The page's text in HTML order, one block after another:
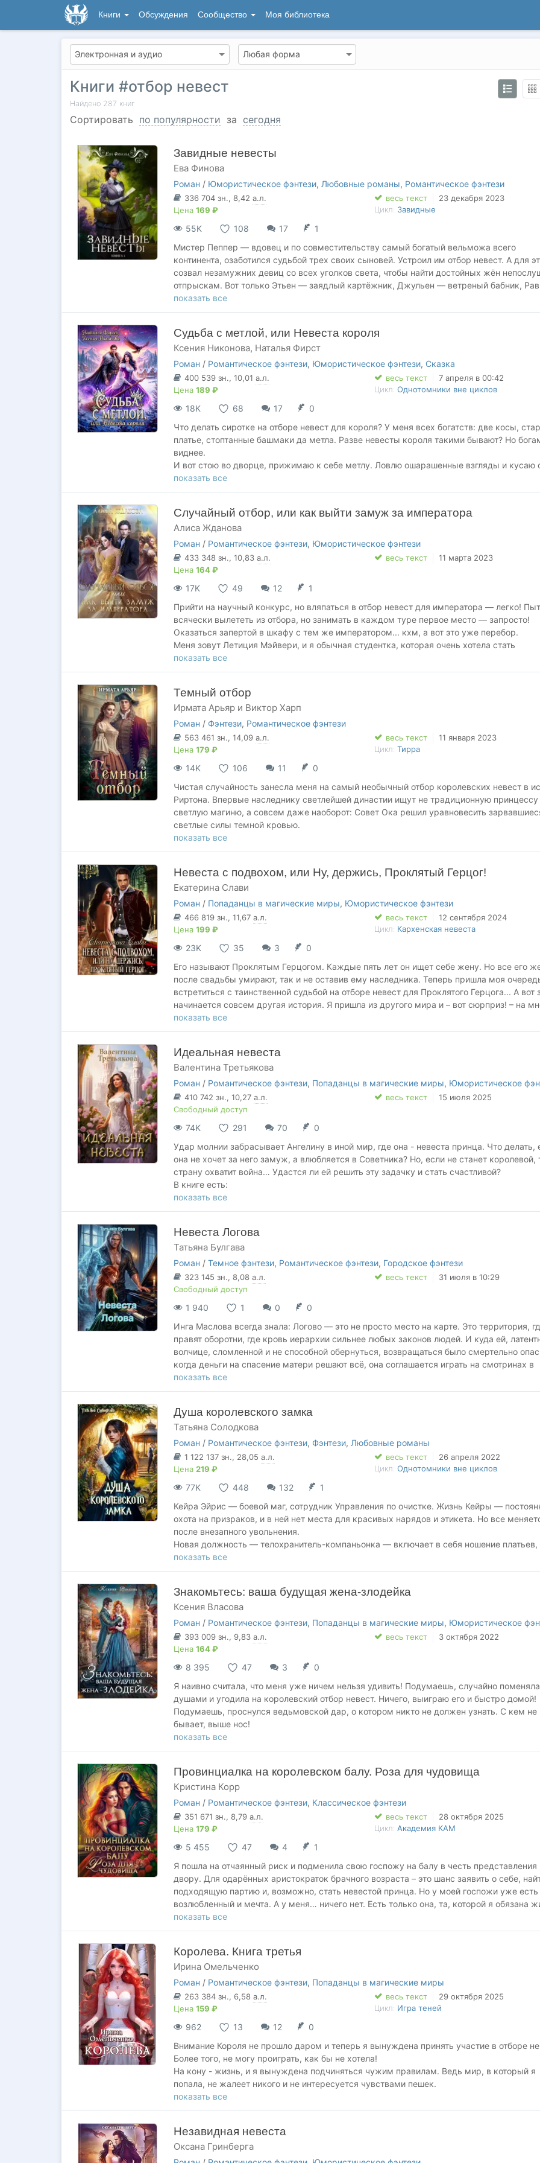
Книги Обсуждения Сообщество Моя библиотека
Книги #отбор невест
Найдено 287 книг
Сортировать по популярности за сегодня
Завидные невесты
Ева Финова
Роман / Юмористическое фэнтези, Любовные романы, Романтическое фэнтези
336 704 зн., 8,42 а.л.
Цена 169 ₽
весь текст
23 декабря 2023
Цикл: Завидные
55K 108 17
1
Мистер Пеппер — вдовец и по совместительству самый богатый вельможа всего
континента, озаботился судьбой трех своих сыновей. Устроил им отбор невест. А для
созвал незамужних девиц со всех уголков света, чтобы найти достойных жён
отпрыскам. Вот только Этьен — заядлый картёжник, Джульен — ветреный бабник,
закостенелый лицемер, каких поискать.
Причём здесь я? Лара Брутти, дочь портнихи? Всё просто. Мне нужны деньги любой
несносных из всех мужчин, которых я только знала!
ВНИМАНИЕ! СОДЕРЖИТ СЦЕНЫ РАСПИТИЯ СПИРТНЫХ НАПИТКОВ. ЧРЕЗМЕРНОЕ
УПОТРЕБЛЕНИЕ АЛКОГОЛЯ ВРЕДИТ ВАШЕМУ ЗДОРОВЬЮ.
показать все
Судьба с метлой, или Невеста короля
Ксения Никонова, Наталья Фирст
Роман / Романтическое фэнтези, Юмористическое фэнтези, Сказка
400 539 зн., 10,01 а.л.
Цена 189 ₽
весь текст
7 апреля в 00:42
Цикл: Однотомники вне циклов
18K 68 17
0
Что делать сиротке на отборе невест для короля? У меня всех богатств: две косы,
платье, стоптанные башмаки да метла. Разве невесты короля такими бывают? Но
виднее.
И вот стою во дворце, прижимаю к себе метлу. Ловлю ошарашенные взгляды и кусаю
досады губы. А король смотрит на меня так странно. И взгляд его обжигает кипятком.
бы действительно не надумал жениться.
меня поцелует особа королевской крови...
В этой книге:
💎 Метла болтает без умолку;
💎 Под снегом цветут розы;
💎 Фея-крестная плетет интриги;
💎 Король оживляет предметы;
💎 А пророчества...
Впрочем, об этом вы узнаете, когда дочитаете историю до конца.
показать все
Случайный отбор, или как выйти замуж за императора
Алиса Жданова
Роман / Романтическое фэнтези, Юмористическое фэнтези
433 348 зн., 10,83 а.л.
Цена 164 ₽
весь текст 11 марта 2023
17K 49 12
1
Прийти на научный конкурс, но вляпаться в отбор невест для императора — легко!
всячески вылететь из отбора, но занимать в каждом туре первое место — запросто!
Оказаться запертой в шкафу с тем же императором... кхм, а вот это уже перебор.
Меня зовут Летиция Мэйвери, и я обычная студентка, которая очень хотела стать
алхимиком. Но теперь мне придется участвовать в отборе, потому что за отказ нужно
заплатить огромный штраф, а император не желает отпускать меня добровольно. Ну
показать все
Темный отбор
Ирмата Арьяр и Виктор Харп
Роман / Фэнтези, Романтическое фэнтези
563 461 зн., 14,09 а.л.
Цена 179 ₽
весь текст
11 января 2023
Цикл: Тирра
14K 106 11
0
Чистая случайность занесла меня на самый необычный отбор королевских невест в
Риртона. Впервые наследнику светлейшей династии ищут не традиционную принцессу
светлую магиню, а совсем даже наоборот: Совет Ока решил уравновесить
светлые силы темной кровью.
Только магистры никак не могут решить, очень темной или не очень? С сильной магией
должна быть невеста или достаточно бездарности?
мечте.
показать все
Невеста с подвохом, или Ну, держись, Проклятый Герцог!
Екатерина Слави
Роман / Попаданцы в магические миры, Юмористическое фэнтези
466 819 зн., 11,67 а.л.
Цена 199 ₽
весь текст
12 сентября 2024
Цикл: Кархенская невеста
23K 35 3
0
Его называют Проклятым Герцогом. Каждые пять лет он ищет себе жену. Но все его
после свадьбы умирают, так и не оставив ему наследника. Теперь пришла моя
встретиться с таинственной судьбой на отборе невест для Проклятого Герцога... А вот
начинается совсем другая история. Я пришла из другого мира и – вот сюрприз! – на
лежит похожее проклятие! Все мои бывшие любовники пострадали от несчастных
благо, что живы остались. Ну что, Проклятый Герцог, делаем ставки? Твое проклятие
показать все
Идеальная невеста
Валентина Третьякова
Роман / Романтическое фэнтези, Попаданцы в магические миры, Юмористическое
410 742 зн., 10,27 а.л.
Свободный доступ
весь текст 15 июля 2025
74K 291 70
0
Удар молнии забрасывает Ангелину в иной мир, где она - невеста принца. Что делать,
она не хочет за него замуж, а влюбляется в Советника? Но, если не станет королевой,
страну охватит война… Удастся ли ей решить эту задачку и стать счастливой?
В книге есть:
▫ Попаданка, которой вернули молодость
▫ Принц, которому нужен трон
▫ Котик, который не прочь пошалить
▫ Дружба, спасение страны, приключения и юмор.
Написано с любовью ко всем любительницам дорам и K-Pop'а 💖
показать все
Невеста Логова
Татьяна Булгава
Роман / Темное фэнтези, Романтическое фэнтези, Городское фэнтези
323 145 зн., 8,08 а.л.
Свободный доступ
весь текст 31 июля в 10:29
1 940 1 0
0
Инга Маслова всегда знала: Логово — это не просто место на карте. Это территория,
правят оборотни, где кровь иерархии сильнее любых законов людей. И куда ей,
волчице, сломленной и не способной обернуться, возвращаться было смертельно
когда деньги на спасение матери решают всё, она соглашается играть на смотринах в
поместье самого альфы Теней — Ивара Скольчина.
кланов. Но её музыка услышала его зверя. А его взгляд — увидел то, что она прятала
жизнь.
Теперь Инга — не просто музыкант. Она — загадка, которую Ивар хочет разгадать. И
угроза для его любовницы Леры, которая готова на всё, чтобы убрать соперницу. Но
не знает, что внутри Инги просыпается нечто, что может изменить судьбу всего Логова.
Только цена пробуждения может оказаться слишком высокой.
показать все
Душа королевского замка
Татьяна Солодкова
Роман / Романтическое фэнтези, Фэнтези, Любовные романы
1 122 137 зн., 28,05 а.л.
Цена 219 ₽
весь текст
26 апреля 2022
Цикл: Однотомники вне циклов
77K 448 132
1
Кейра Эйрис — боевой маг, сотрудник Управления по очистке. Жизнь Кейры —
охота на призраков, и в ней нет места для красивых нарядов и этикета. Но все
после внезапного увольнения.
Новая должность — телохранитель-компаньонка — включает в себя ношение платьев,
проживание в королевском замке и игру по правилам высшего общества. Казалось бы,
ничего сложного. Однако, подписывая контракт, Кейра и представить не могла, чем
Кейру ждет новый для нее мир, где пара замшевых туфель ценится дороже, чем
человеческая жизнь. Общество молодых аристократок, готовых разорвать друг друга
части ради внимания принца. Лицемерие и интриги. Ложь самого дорогого человека и
смертельная опасность.
Для девушки, привыкшей носить брюки и далекой от порядков столичного общества,
они, оказывается, умеют удивлять…
показать все
Знакомьтесь: ваша будущая жена-злодейка
Ксения Власова
Роман / Романтическое фэнтези, Попаданцы в магические миры, Юмористическое
393 009 зн., 9,83 а.л.
Цена 164 ₽
весь текст 3 октября 2022
8 395 47 3
0
Я наивно считала, что меня уже ничем нельзя удивить! Подумаешь, случайно
душами и угодила на королевский отбор невест. Ничего, выиграю его и быстро домой!
Подумаешь, проснулся ведьмовской дар, о котором никто не должен узнать. С кем не
бывает, выше нос!
Но, как оказалось, сюрпризы на этом не закончились.
королевства и сильного мага, в присутствии которого моя истинная природа
наружу. И ладно бы, если бы этот интерес носил романтический характер, но нет…
Ведь нет же?
Однотомник.
показать все
Провинциалка на королевском балу. Роза для чудовища
Кристина Корр
Роман / Романтическое фэнтези, Классическое фэнтези
351 671 зн., 8,79 а.л.
Цена 179 ₽
весь текст
28 октября 2025
Цикл: Академия КАМ
5 455 47 4
1
Я пошла на отчаянный риск и подменила свою госпожу на балу в честь представления
двору. Для одарённых аристократок брачного возраста – это шанс заявить о себе,
подходящую партию и, возможно, стать невестой принца. Но у моей госпожи уже есть
возлюбленный и мечта. А у меня… ничего нет. Есть только она, та, которой я обязана
И я готова на всё, чтобы отплатить ей, даже пойти на обман. Главное, не попасться
не привлечь его внимание, не разоблачить себя…
показать все
Королева. Книга третья
Ирина Омельченко
Роман / Романтическое фэнтези, Попаданцы в магические миры
263 384 зн., 6,58 а.л.
Цена 159 ₽
весь текст
29 октября 2025
Цикл: Игра теней
962 13 12
0
Внимание Короля не прошло даром и теперь я вынуждена принять участие в отборе
Более того, не могу проиграть, как бы не хотела!
На кону - жизнь, и я вынуждена подчиняться чужим правилам. Ведь мир, в который я
попала, не жалеет никого и не интересуется чувствами пешек.
Но я сделаю всё, чтобы шахматная партия осталась за мной!
Во что бы то ни стало!
показать все
Незавидная невеста
Оксана Гринберга